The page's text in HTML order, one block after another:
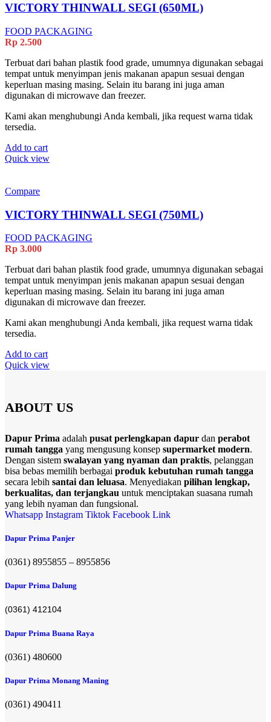
VICTORY THINWALL SEGI (650ML)
FOOD PACKAGING
Rp 2.500
Terbuat dari bahan plastik food grade, umumnya digunakan sebagai
tempat untuk menyimpan jenis makanan apapun sesuai dengan
keperluan masing masing. Selain itu barang ini juga aman
digunakan di microwave dan freezer.
Kami akan menghubungi Anda kembali, jika request warna tidak
tersedia.
Add to cart
Quick view
Compare
VICTORY THINWALL SEGI (750ML)
FOOD PACKAGING
Rp 3.000
Terbuat dari bahan plastik food grade, umumnya digunakan sebagai
tempat untuk menyimpan jenis makanan apapun sesuai dengan
keperluan masing masing. Selain itu barang ini juga aman
digunakan di microwave dan freezer.
Kami akan menghubungi Anda kembali, jika request warna tidak
tersedia.
Add to cart
Quick view
ABOUT US
Dapur Prima adalah pusat perlengkapan dapur dan perabot
rumah tangga yang mengusung konsep supermarket modern.
Dengan sistem swalayan yang nyaman dan praktis, pelanggan
bisa bebas memilih berbagai produk kebutuhan rumah tangga
secara lebih santai dan leluasa. Menyediakan pilihan lengkap,
berkualitas, dan terjangkau untuk menciptakan suasana rumah
yang lebih nyaman dan fungsional.
Whatsapp Instagram Tiktok Facebook Link
Dapur Prima Panjer
(0361) 8955855 – 8955856​
Dapur Prima Dalung
(0361) 412104
Dapur Prima Buana Raya
(0361) 480600
Dapur Prima Monang Maning
(0361) 490411​